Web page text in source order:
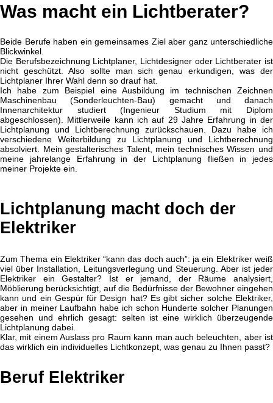
Was macht ein Lichtberater?
Beide Berufe haben ein gemeinsames Ziel aber ganz unterschiedliche
Blickwinkel.
Die Berufsbezeichnung Lichtplaner, Lichtdesigner oder Lichtberater ist
nicht geschützt. Also sollte man sich genau erkundigen, was der
Lichtplaner Ihrer Wahl denn so drauf hat.
Ich habe zum Beispiel eine Ausbildung im technischen Zeichnen
Maschinenbau (Sonderleuchten-Bau) gemacht und danach
Innenarchitektur studiert (Ingenieur Studium mit Diplom
abgeschlossen). Mittlerweile kann ich auf 29 Jahre Erfahrung in der
Lichtplanung und Lichtberechnung zurückschauen. Dazu habe ich
verschiedene Weiterbildung zu Lichtplanung und Lichtberechnung
absolviert. Mein gestalterisches Talent, mein technisches Wissen und
meine jahrelange Erfahrung in der Lichtplanung fließen in jedes
meiner Projekte ein.
Lichtplanung macht doch der
Elektriker
Zum Thema ein Elektriker “kann das doch auch”: ja ein Elektriker weiß
viel über Installation, Leitungsverlegung und Steuerung. Aber ist jeder
Elektriker ein Gestalter? Ist er jemand, der Räume analysiert,
Möblierung berücksichtigt, auf die Bedürfnisse der Bewohner eingehen
kann und ein Gespür für Design hat? Es gibt sicher solche Elektriker,
aber in meiner Laufbahn habe ich schon Hunderte solcher Planungen
gesehen und ehrlich gesagt: selten ist eine wirklich überzeugende
Lichtplanung dabei.
Klar, mit einem Auslass pro Raum kann man auch beleuchten, aber ist
das wirklich ein individuelles Lichtkonzept, was genau zu Ihnen passt?
Beruf Elektriker